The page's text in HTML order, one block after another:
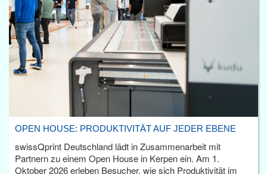
OPEN HOUSE: PRODUKTIVITÄT AUF JEDER EBENE
swissQprint Deutschland lädt in Zusammenarbeit mit
Partnern zu einem Open House in Kerpen ein. Am 1.
Oktober 2026 erleben Besucher, wie sich Produktivität im